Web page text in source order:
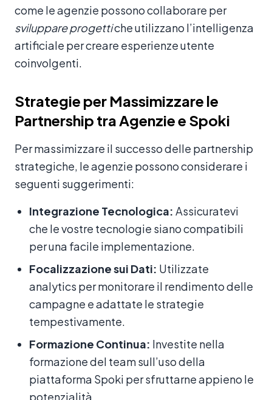
come le agenzie possono collaborare per
sviluppare progettiche utilizzano l’intelligenza
artificiale per creare esperienze utente
coinvolgenti.
Strategie per Massimizzare le
Partnership tra Agenzie e Spoki
Per massimizzare il successo delle partnership
strategiche, le agenzie possono considerare i
seguenti suggerimenti:
Integrazione Tecnologica: Assicuratevi
che le vostre tecnologie siano compatibili
per una facile implementazione.
Focalizzazione sui Dati: Utilizzate
analytics per monitorare il rendimento delle
campagne e adattate le strategie
tempestivamente.
Formazione Continua: Investite nella
formazione del team sull’uso della
piattaforma Spoki per sfruttarne appieno le
potenzialità.